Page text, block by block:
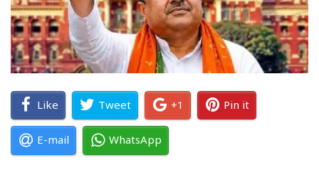
Like Tweet +1 Pin it
E-mail WhatsApp